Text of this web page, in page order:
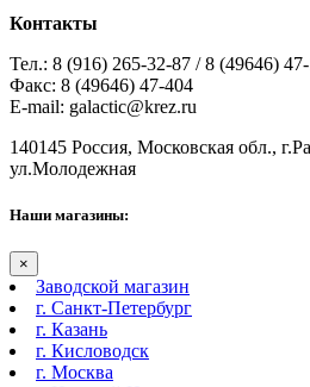
Контакты
Тел.: 8 (916) 265-32-87 / 8 (49646)
Факс: 8 (49646) 47-404
E-mail: galactic@krez.ru
140145 Россия, Московская обл.,
ул.Молодежная
Наши магазины:
×
Заводской магазин
г. Санкт-Петербург
г. Казань
г. Кисловодск
г. Москва